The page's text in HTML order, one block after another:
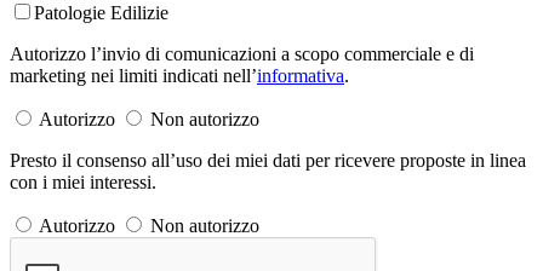
Patologie Edilizie
Autorizzo l’invio di comunicazioni a scopo commerciale e di
marketing nei limiti indicati nell’informativa.
Autorizzo
Non autorizzo
Presto il consenso all’uso dei miei dati per ricevere proposte in linea
con i miei interessi.
Autorizzo Non autorizzo